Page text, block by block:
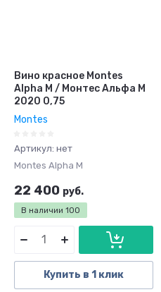
Вино красное Montes
Alpha M / Монтес Альфа M
2020 0,75
Montes
Артикул: нет
Montes Alpha M
В наличии 100
22 400 руб.
Купить в 1 клик